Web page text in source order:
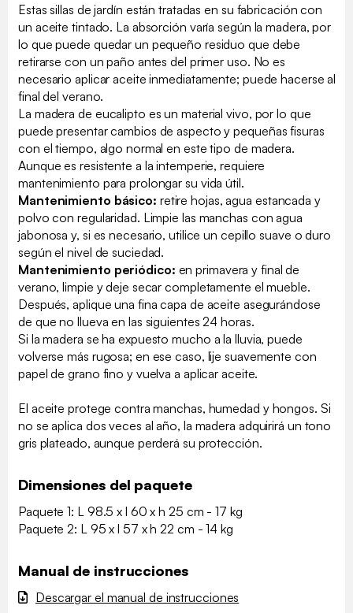
Estas sillas de jardín están tratadas en su fabricación con
un aceite tintado. La absorción varía según la madera, por
lo que puede quedar un pequeño residuo que debe
retirarse con un paño antes del primer uso. No es
necesario aplicar aceite inmediatamente; puede hacerse al
final del verano.
La madera de eucalipto es un material vivo, por lo que
puede presentar cambios de aspecto y pequeñas fisuras
con el tiempo, algo normal en este tipo de madera.
Aunque es resistente a la intemperie, requiere
mantenimiento para prolongar su vida útil.
Mantenimiento básico: retire hojas, agua estancada y
polvo con regularidad. Limpie las manchas con agua
jabonosa y, si es necesario, utilice un cepillo suave o duro
según el nivel de suciedad.
Mantenimiento periódico: en primavera y final de
verano, limpie y deje secar completamente el mueble.
Después, aplique una fina capa de aceite asegurándose
de que no llueva en las siguientes 24 horas.
Si la madera se ha expuesto mucho a la lluvia, puede
volverse más rugosa; en ese caso, lije suavemente con
papel de grano fino y vuelva a aplicar aceite.
El aceite protege contra manchas, humedad y hongos. Si
no se aplica dos veces al año, la madera adquirirá un tono
gris plateado, aunque perderá su protección.
Dimensiones del paquete
Paquete 1: L 98.5 x l 60 x h 25 cm - 17 kg
Paquete 2: L 95 x l 57 x h 22 cm - 14 kg
Manual de instrucciones
Descargar el manual de instrucciones